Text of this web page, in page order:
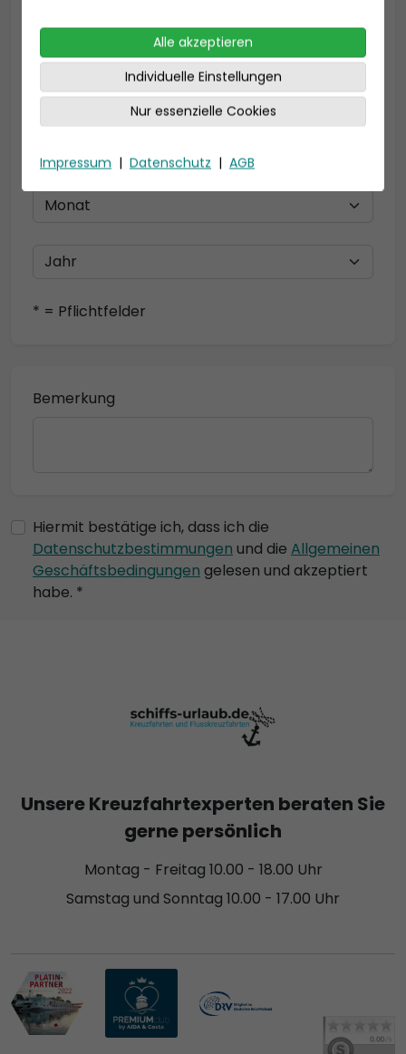
Telefon *
Geburtsdatum
* = Pflichtfelder
Bemerkung
Hiermit bestätige ich, dass ich die
Datenschutzbestimmungen und die Allgemeinen
Geschäftsbedingungen gelesen und akzeptiert
habe. *
Alle akzeptieren
Individuelle Einstellungen
Nur essenzielle Cookies
Impressum | Datenschutz | AGB
Unsere Kreuzfahrtexperten beraten Sie
gerne persönlich
Montag - Freitag 10.00 - 18.00 Uhr
Samstag und Sonntag 10.00 - 17.00 Uhr